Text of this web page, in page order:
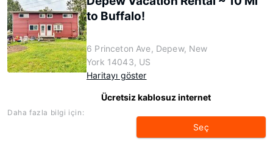
to Buffalo!
6 Princeton Ave, Depew, New
York 14043, US
Haritayı göster
Ücretsiz kablosuz internet
Daha fazla bilgi için:
Seç